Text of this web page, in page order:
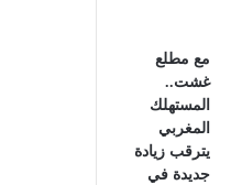
مع مطلع
غشت..
المستهلك
المغربي
يترقب زيادة
جديدة في